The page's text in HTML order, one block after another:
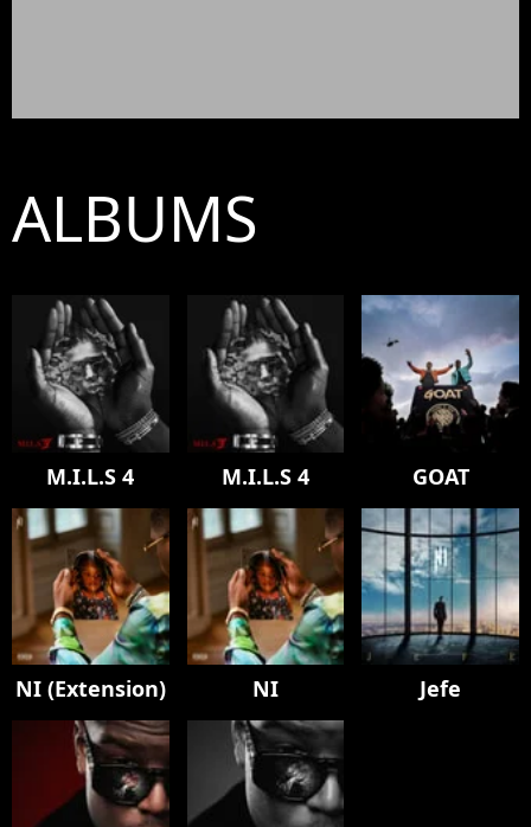
ALBUMS
M.I.L.S 4 M.I.L.S 4 GOAT
NI (Extension) NI Jefe